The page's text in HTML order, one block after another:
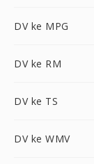
DV ke MPG
DV ke RM
DV ke TS
DV ke WMV